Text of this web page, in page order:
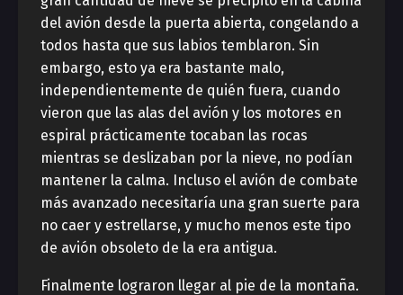
del avión desde la puerta abierta, congelando a
todos hasta que sus labios temblaron. Sin
embargo, esto ya era bastante malo,
independientemente de quién fuera, cuando
vieron que las alas del avión y los motores en
espiral prácticamente tocaban las rocas
mientras se deslizaban por la nieve, no podían
mantener la calma. Incluso el avión de combate
más avanzado necesitaría una gran suerte para
no caer y estrellarse, y mucho menos este tipo
de avión obsoleto de la era antigua.
Finalmente lograron llegar al pie de la montaña.